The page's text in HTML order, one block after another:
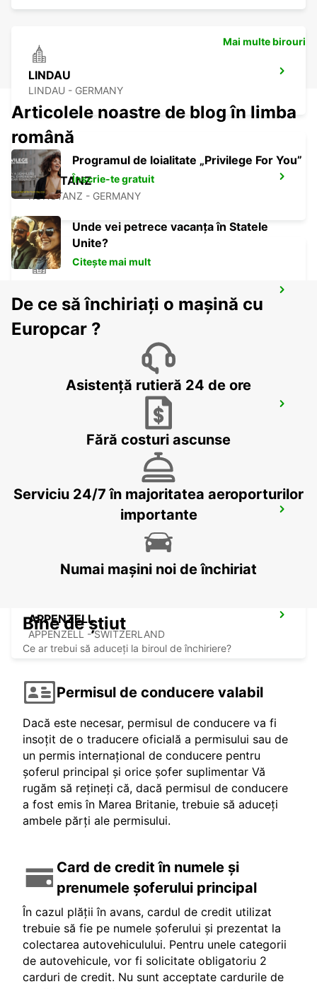
LINDAU
LINDAU - GERMANY
KONSTANZ
KONSTANZ - GERMANY
SERV
TAEGERWILEN - SWITZERLAND
UEBERLINGEN - GERMANY
ST GALLEN VADIANSTRASSE
APPENZELL
APPENZELL - SWITZERLAND
Mai multe birouri
Articolele noastre de blog în limba
română
Programul de loialitate „Privilege For You”
Înscrie-te gratuit
Unde vei petrece vacanța în Statele
Unite?
Citește mai mult
De ce să închiriați o mașină cu
Europcar ?
Asistență rutieră 24 de ore
Fără costuri ascunse
Serviciu 24/7 în majoritatea aeroporturilor
importante
Numai mașini noi de închiriat
Bine de știut
Ce ar trebui să aduceți la biroul de închiriere?
Permisul de conducere valabil
Dacă este necesar, permisul de conducere va fi
insoțit de o traducere oficială a permisului sau de
un permis internațional de conducere pentru
șoferul principal și orice șofer suplimentar Vă
rugăm să rețineți că, dacă permisul de conducere
a fost emis în Marea Britanie, trebuie să aduceți
ambele părți ale permisului.
Card de credit în numele și
prenumele șoferului principal
În cazul plății în avans, cardul de credit utilizat
trebuie să fie pe numele șoferului și prezentat la
colectarea autovehiculului. Pentru unele categorii
de autovehicule, vor fi solicitate obligatoriu 2
carduri de credit. Nu sunt acceptate cardurile de